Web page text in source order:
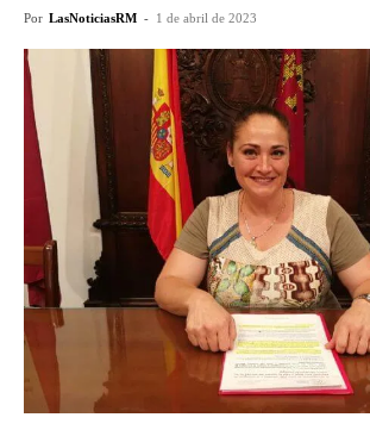
Por LasNoticiasRM - 1 de abril de 2023